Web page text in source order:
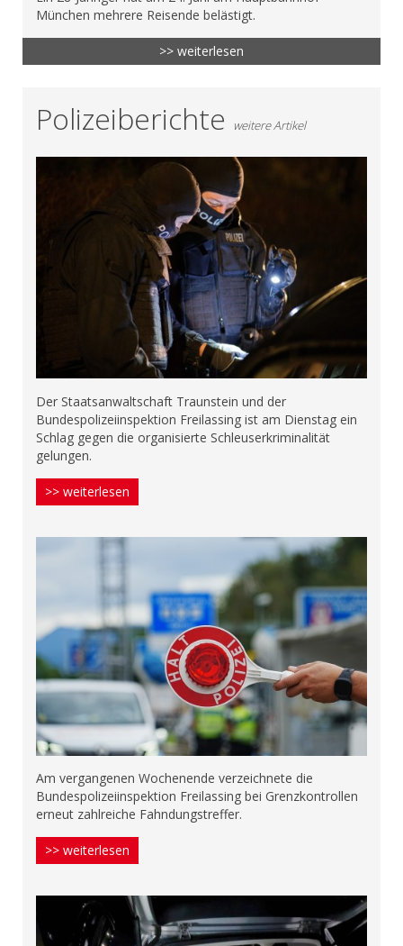
München mehrere Reisende belästigt.
>> weiterlesen
Polizeiberichte weitere Artikel
Der Staatsanwaltschaft Traunstein und der
Bundespolizeiinspektion Freilassing ist am Dienstag ein
Schlag gegen die organisierte Schleuserkriminalität
gelungen.
>> weiterlesen
Am vergangenen Wochenende verzeichnete die
Bundespolizeiinspektion Freilassing bei Grenzkontrollen
erneut zahlreiche Fahndungstreffer.
>> weiterlesen